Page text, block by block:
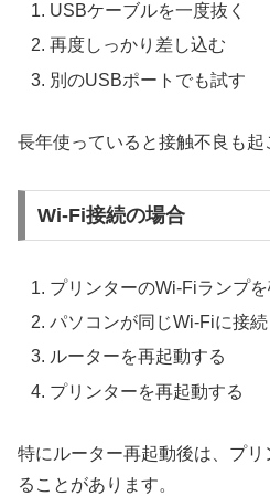
USBケーブルを一度抜く
再度しっかり差し込む
別のUSBポートでも試す
長年使っていると接触不良も起
Wi-Fi接続の場合
プリンターのWi-Fiランプ
パソコンが同じWi-Fiに接
ルーターを再起動する
プリンターを再起動する
特にルーター再起動後は、プ
ることがあります。